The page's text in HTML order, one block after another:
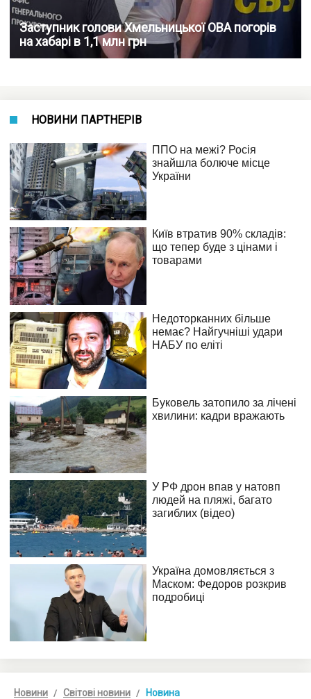
Заступник голови Хмельницької ОВА погорів
на хабарі в 1,1 млн грн
НОВИНИ ПАРТНЕРІВ
Новини Світові новини Новина